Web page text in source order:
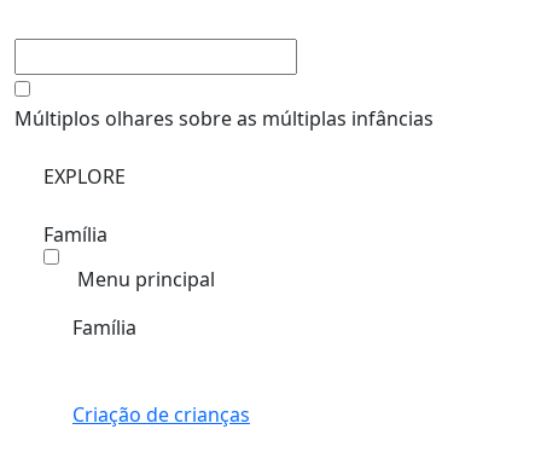
Múltiplos olhares sobre as múltiplas infâncias
EXPLORE
Família
Menu principal
Família
Criação de crianças